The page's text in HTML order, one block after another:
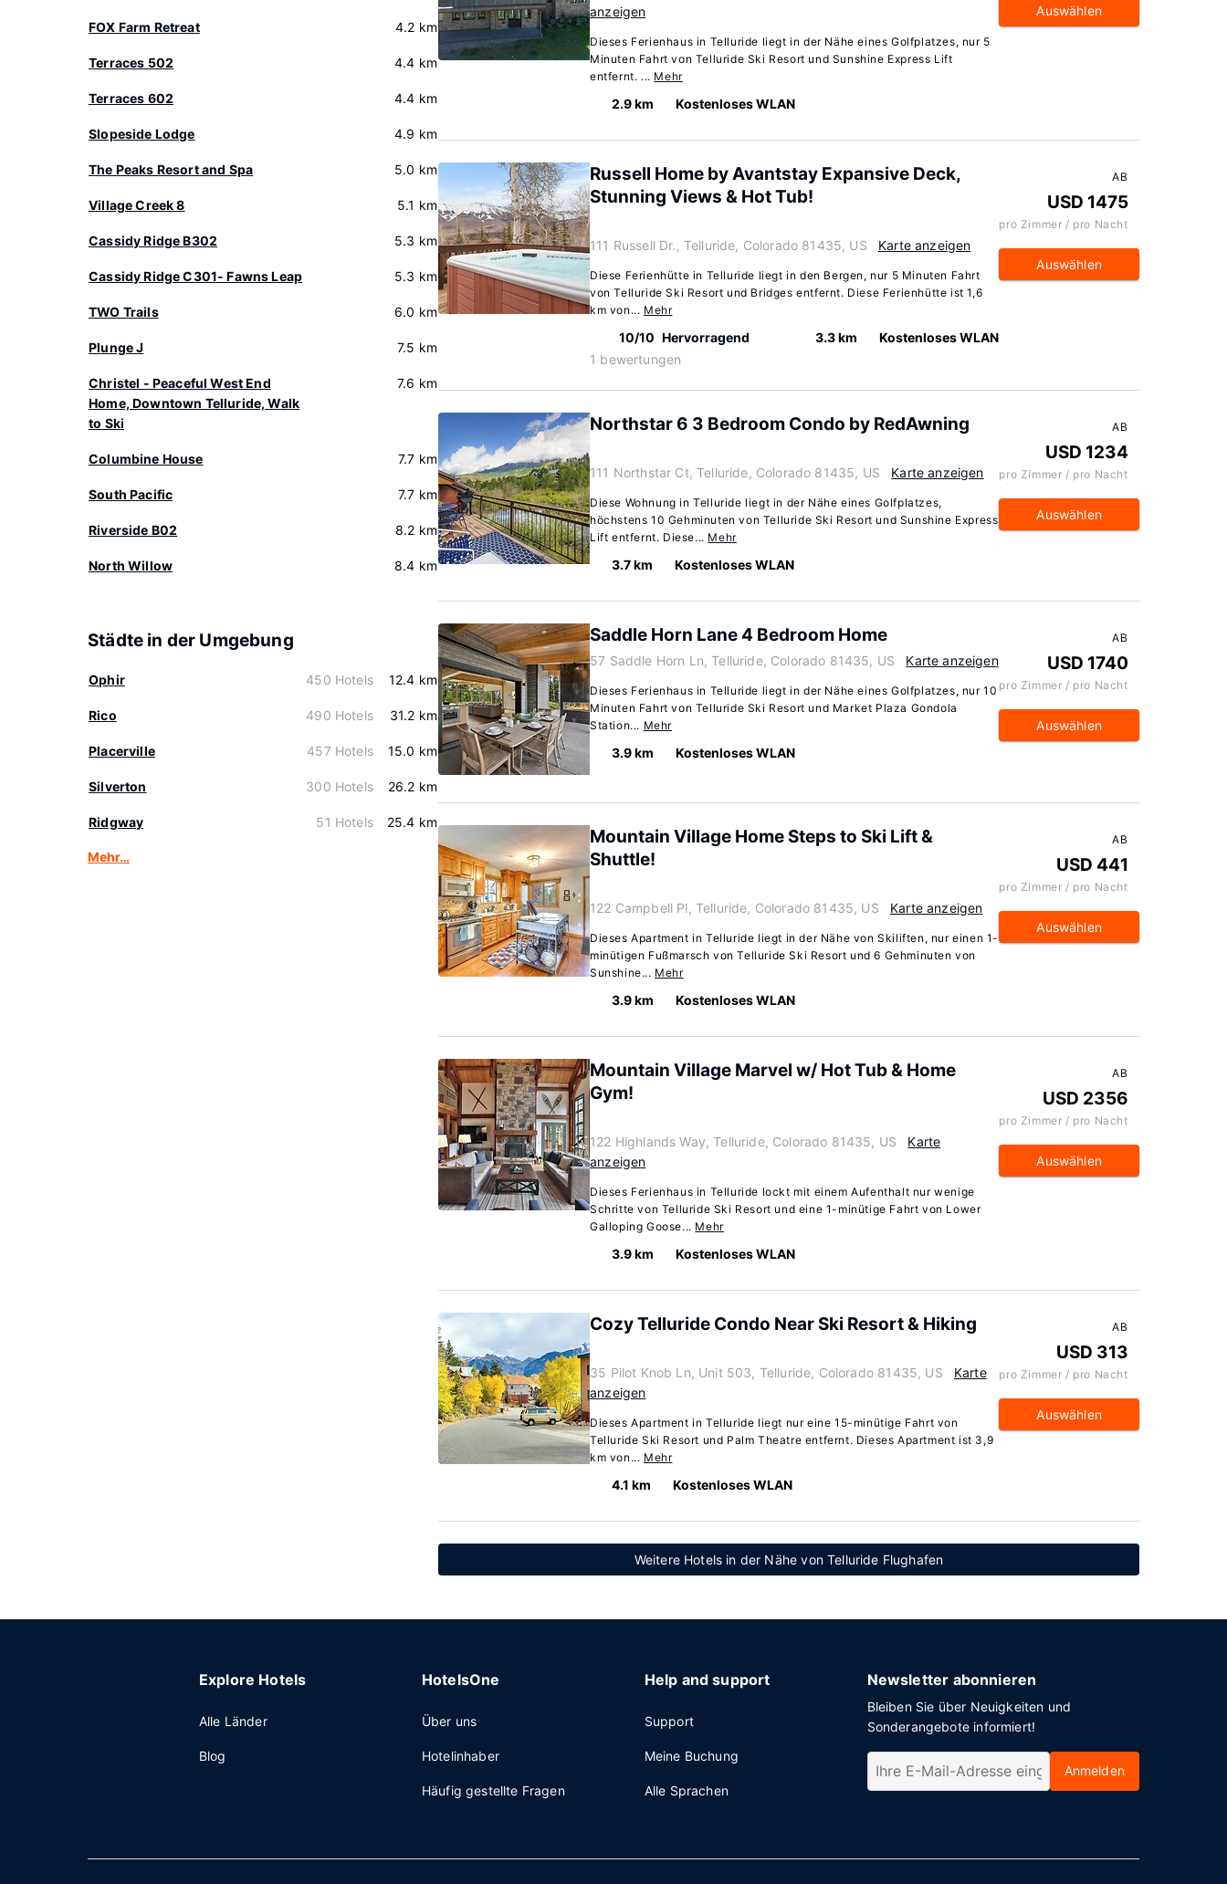
FOX Farm Retreat 4.2 km
Terraces 502 4.4 km
Terraces 602 4.4 km
Slopeside Lodge 4.9 km
The Peaks Resort and Spa 5.0 km
Village Creek 8 5.1 km
Cassidy Ridge B302 5.3 km
Cassidy Ridge C301- Fawns Leap 5.3 km
TWO Trails 6.0 km
Plunge J 7.5 km
Christel - Peaceful West End
Home, Downtown Telluride, Walk
to Ski
7.6 km
Columbine House 7.7 km
South Pacific 7.7 km
Riverside B02 8.2 km
North Willow 8.4 km
Städte in der Umgebung
Ophir 450 Hotels 12.4 km
Rico 490 Hotels 31.2 km
Placerville 457 Hotels 15.0 km
Silverton 300 Hotels 26.2 km
Ridgway 51 Hotels 25.4 km
Mehr…
anzeigen
Dieses Ferienhaus in Telluride liegt in der Nähe eines Golfplatzes, nur 5
Minuten Fahrt von Telluride Ski Resort und Sunshine Express Lift
entfernt. ... Mehr
2.9 km Kostenloses WLAN
Auswählen
Russell Home by Avantstay Expansive Deck,
Stunning Views & Hot Tub!
111 Russell Dr., Telluride, Colorado 81435, US Karte anzeigen
Diese Ferienhütte in Telluride liegt in den Bergen, nur 5 Minuten Fahrt
von Telluride Ski Resort und Bridges entfernt. Diese Ferienhütte ist 1,6
km von... Mehr
10/10 Hervorragend
1 bewertungen
3.3 km Kostenloses WLAN
AB
USD 1475
pro Zimmer / pro Nacht
Auswählen
Northstar 6 3 Bedroom Condo by RedAwning
111 Northstar Ct, Telluride, Colorado 81435, US Karte anzeigen
Diese Wohnung in Telluride liegt in der Nähe eines Golfplatzes,
höchstens 10 Gehminuten von Telluride Ski Resort und Sunshine Express
Lift entfernt. Diese... Mehr
3.7 km Kostenloses WLAN
AB
USD 1234
pro Zimmer / pro Nacht
Auswählen
Saddle Horn Lane 4 Bedroom Home
57 Saddle Horn Ln, Telluride, Colorado 81435, US Karte anzeigen
Dieses Ferienhaus in Telluride liegt in der Nähe eines Golfplatzes, nur 10
Minuten Fahrt von Telluride Ski Resort und Market Plaza Gondola
Station... Mehr
3.9 km Kostenloses WLAN
AB
USD 1740
pro Zimmer / pro Nacht
Auswählen
Mountain Village Home Steps to Ski Lift &
Shuttle!
122 Campbell Pl, Telluride, Colorado 81435, US Karte anzeigen
Dieses Apartment in Telluride liegt in der Nähe von Skiliften, nur einen 1-
minütigen Fußmarsch von Telluride Ski Resort und 6 Gehminuten von
Sunshine... Mehr
3.9 km Kostenloses WLAN
AB
USD 441
pro Zimmer / pro Nacht
Auswählen
Mountain Village Marvel w/ Hot Tub & Home
Gym!
122 Highlands Way, Telluride, Colorado 81435, US
Karte
anzeigen
Dieses Ferienhaus in Telluride lockt mit einem Aufenthalt nur wenige
Schritte von Telluride Ski Resort und eine 1-minütige Fahrt von Lower
Galloping Goose... Mehr
3.9 km Kostenloses WLAN
AB
USD 2356
pro Zimmer / pro Nacht
Auswählen
Cozy Telluride Condo Near Ski Resort & Hiking
35 Pilot Knob Ln, Unit 503, Telluride, Colorado 81435, US
Karte
anzeigen
Dieses Apartment in Telluride liegt nur eine 15-minütige Fahrt von
Telluride Ski Resort und Palm Theatre entfernt. Dieses Apartment ist 3,9
km von... Mehr
4.1 km Kostenloses WLAN
AB
USD 313
pro Zimmer / pro Nacht
Auswählen
Weitere Hotels in der Nähe von Telluride Flughafen
Explore Hotels
Alle Länder
Blog
HotelsOne
Über uns
Hotelinhaber
Häufig gestellte Fragen
Help and support
Support
Meine Buchung
Alle Sprachen
Newsletter abonnieren
Bleiben Sie über Neuigkeiten und
Sonderangebote informiert!
Anmelden